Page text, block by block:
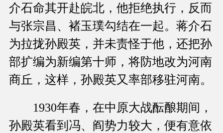
介石命其开赴皖北，他拒绝执行，反而
与张宗昌、褚玉璞勾结在一起。蒋介石
为拉拢孙殿英，并未责怪于他，还把孙
部扩编为新编第十师，将防地改为河南
商丘，这样，孙殿英又率部移驻河南。
1930年春，在中原大战酝酿期间，
孙殿英看到冯、阎势力较大，便有意依